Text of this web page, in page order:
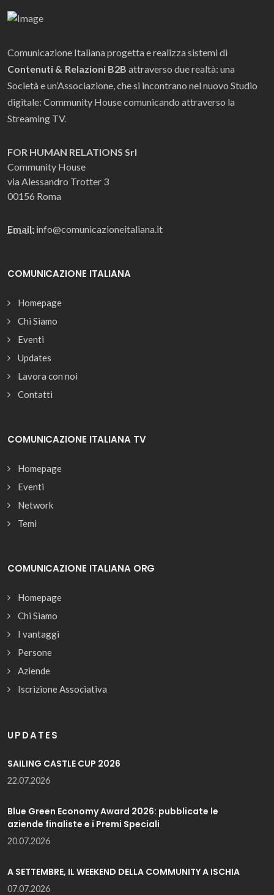
Comunicazione Italiana progetta e realizza sistemi di
Contenuti & Relazioni B2B attraverso due realtà: una
Società e un’Associazione, che si incontrano nel nuovo Studio
digitale: Community House comunicando attraverso la
Streaming TV.
FOR HUMAN RELATIONS Srl
Community House
via Alessandro Trotter 3
00156 Roma
Email: info@comunicazioneitaliana.it
COMUNICAZIONE ITALIANA
Homepage
Chi Siamo
Eventi
Updates
Lavora con noi
Contatti
COMUNICAZIONE ITALIANA TV
Homepage
Eventi
Network
Temi
COMUNICAZIONE ITALIANA ORG
Homepage
Chi Siamo
I vantaggi
Persone
Aziende
Iscrizione Associativa
UPDATES
SAILING CASTLE CUP 2026
22.07.2026
Blue Green Economy Award 2026: pubblicate le
aziende finaliste e i Premi Speciali
20.07.2026
A SETTEMBRE, IL WEEKEND DELLA COMMUNITY A ISCHIA
07.07.2026